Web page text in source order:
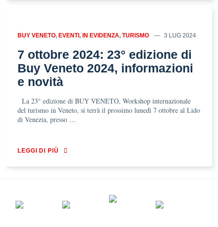
BUY VENETO, EVENTI, IN EVIDENZA, TURISMO 3 LUG 2024
7 ottobre 2024: 23° edizione di
Buy Veneto 2024, informazioni
e novità
La 23° edizione di BUY VENETO, Workshop internazionale
del turismo in Veneto, si terrà il prossimo lunedì 7 ottobre al Lido
di Venezia, presso …
LEGGI DI PIÙ